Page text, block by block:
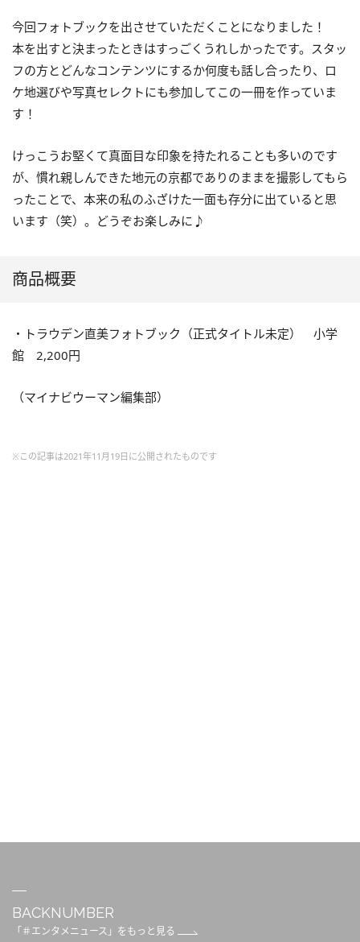
今回フォトブックを出させていただくことになりました！
本を出すと決まったときはすっごくうれしかったです。スタッ
フの方とどんなコンテンツにするか何度も話し合ったり、ロ
ケ地選びや写真セレクトにも参加してこの一冊を作っていま
す！
けっこうお堅くて真面目な印象を持たれることも多いのです
が、慣れ親しんできた地元の京都でありのままを撮影してもら
ったことで、本来の私のふざけた一面も存分に出ていると思
います（笑）。どうぞお楽しみに♪
商品概要
・トラウデン直美フォトブック（正式タイトル未定） 小学
館 2,200円
（マイナビウーマン編集部）
※この記事は2021年11月19日に公開されたものです
BACKNUMBER
「＃エンタメニュース」をもっと見る